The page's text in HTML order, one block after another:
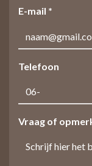
E-mail *
Telefoon
Vraag of